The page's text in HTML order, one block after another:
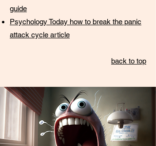
guide
Psychology Today how to break the panic
attack cycle article
back to top